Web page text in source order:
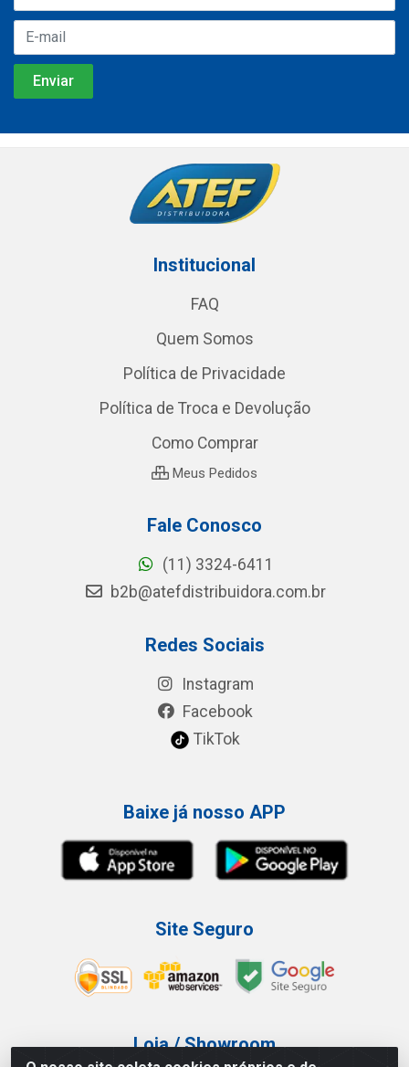
Institucional
FAQ
Quem Somos
Política de Privacidade
Política de Troca e Devolução
Como Comprar
Meus Pedidos
Fale Conosco
(11) 3324-6411
b2b@atefdistribuidora.com.br
Redes Sociais
Instagram
Facebook
TikTok
Baixe já nosso APP
Site Seguro
Loja / Showroom